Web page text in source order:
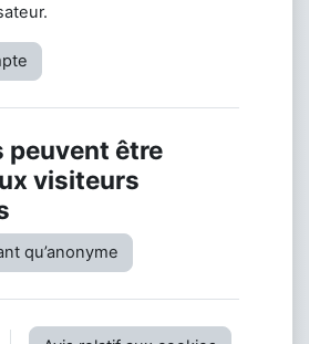
peuvent être
visiteurs
qu’anonyme